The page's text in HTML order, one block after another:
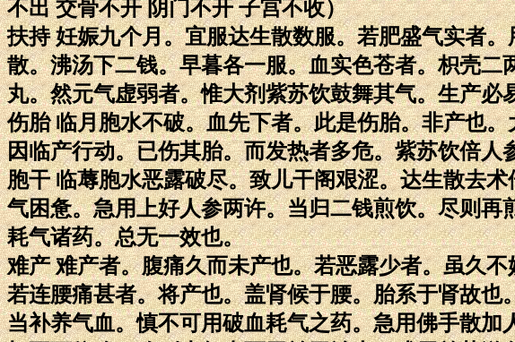
不出 交骨不开 阴门不开 子宫不收）
扶持 妊娠九个月。宜服达生散数服。若肥盛气实者
散。沸汤下二钱。早暮各一服。血实色苍者。枳壳
丸。然元气虚弱者。惟大剂紫苏饮鼓舞其气。生产
伤胎 临月胞水不破。血先下者。此是伤胎。非产也
因临产行动。已伤其胎。而发热者多危。紫苏饮倍人
胞干 临蓐胞水恶露破尽。致儿干阁艰涩。达生散去
气困惫。急用上好人参两许。当归二钱煎饮。尽则
耗气诸药。总无一效也。
难产 难产者。腹痛久而未产也。若恶露少者。虽久
若连腰痛甚者。将产也。盖肾候于腰。胎系于肾故
当补养气血。慎不可用破血耗气之药。急用佛手散